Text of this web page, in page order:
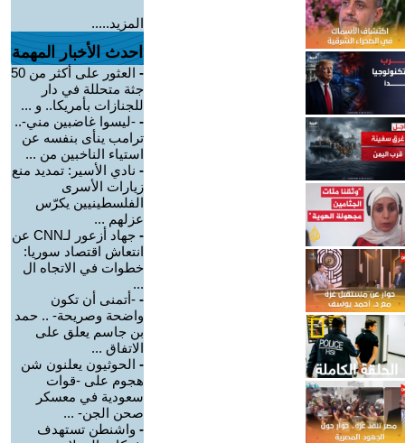
المزيد.....
احدث الأخبار المهمة
-
العثور على أكثر من 50
جثة متحللة في دار
للجنازات بأمريكا.. و ...
- -ليسوا غاضبين مني-..
ترامب ينأى بنفسه عن
استياء الناخبين من ...
- نادي الأسير: تمديد منع
زيارات الأسرى
الفلسطينيين يكرّس
عزلهم ...
-
جهاد أزعور لـCNN عن
انتعاش اقتصاد سوريا:
خطوات في الاتجاه ال
...
- -أتمنى أن تكون
واضحة وصريحة- .. حمد
بن جاسم يعلق على
الاتفاق ...
- الحوثيون يعلنون شن
هجوم على -قوات
سعودية في معسكر
صحن الجن- ...
- واشنطن تستهدف